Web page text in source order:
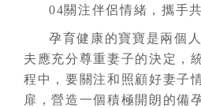
04關注伴侶情緒，攜手
孕育健康的寶寶是兩個
夫應充分尊重妻子的決定，
程中，要關注和照顧好妻子
扉，營造一個積極開朗的備